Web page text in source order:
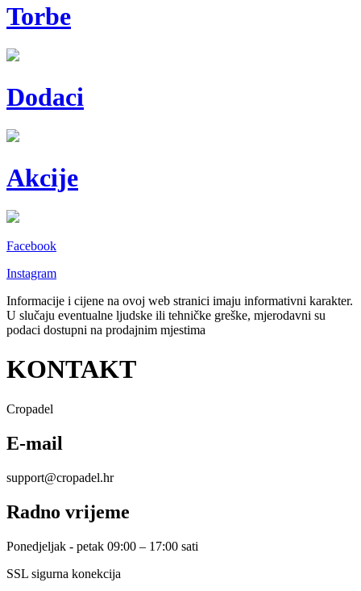
Torbe
Dodaci
Akcije
Facebook
Instagram
Informacije i cijene na ovoj web stranici imaju informativni karakter.
U slučaju eventualne ljudske ili tehničke greške, mjerodavni su
podaci dostupni na prodajnim mjestima
KONTAKT
Cropadel
E-mail
support@cropadel.hr
Radno vrijeme
Ponedjeljak - petak 09:00 – 17:00 sati
SSL sigurna konekcija